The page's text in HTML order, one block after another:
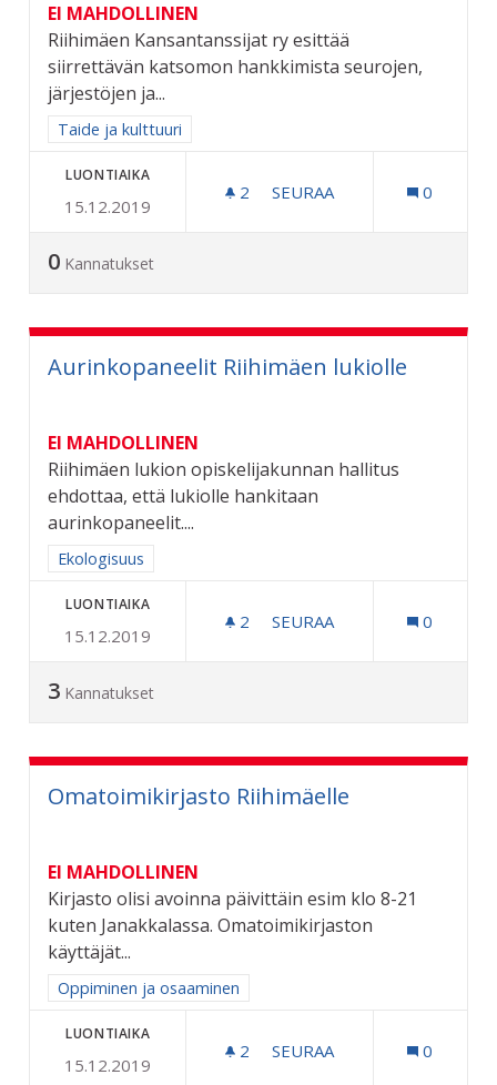
EI MAHDOLLINEN
Riihimäen Kansantanssijat ry esittää
siirrettävän katsomon hankkimista seurojen,
järjestöjen ja...
Rajaa tulokset aihepiirin mukaan: Taide ja kulttuuri
Taide ja kulttuuri
LUONTIAIKA
15.12.2019
2 2 SEURAAJAA
SEURAA 0
0 Kannatukset
Aurinkopaneelit Riihimäen lukiolle
EI MAHDOLLINEN
Riihimäen lukion opiskelijakunnan hallitus
ehdottaa, että lukiolle hankitaan
aurinkopaneelit....
Rajaa tulokset aihepiirin mukaan: Ekologisuus
Ekologisuus
LUONTIAIKA
15.12.2019
2 2 SEURAAJAA
SEURAA 0
3 Kannatukset
Omatoimikirjasto Riihimäelle
EI MAHDOLLINEN
Kirjasto olisi avoinna päivittäin esim klo 8-21
kuten Janakkalassa. Omatoimikirjaston
käyttäjät...
Rajaa tulokset aihepiirin mukaan: Oppiminen ja osaaminen
Oppiminen ja osaaminen
LUONTIAIKA
15.12.2019
2 2 SEURAAJAA
SEURAA 0